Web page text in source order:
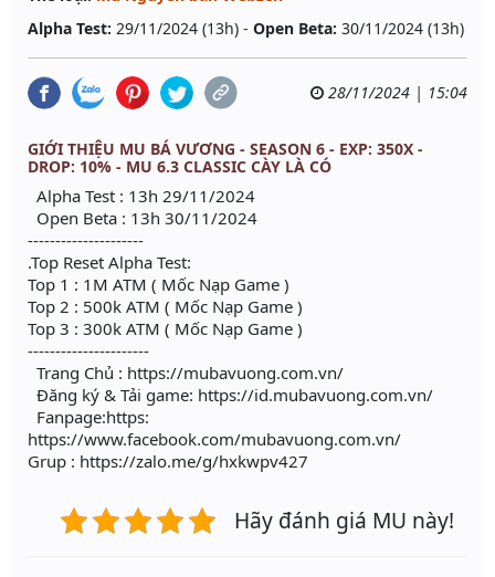
Alpha Test: 29/11/2024 (13h) - Open Beta: 30/11/2024 (13h)
28/11/2024 | 15:04
GIỚI THIỆU MU BÁ VƯƠNG - SEASON 6 - EXP: 350X -
DROP: 10% - MU 6.3 CLASSIC CÀY LÀ CÓ
Alpha Test : 13h 29/11/2024
Open Beta : 13h 30/11/2024
---------------------
.Top Reset Alpha Test:
Top 1 : 1M ATM ( Mốc Nạp Game )
Top 2 : 500k ATM ( Mốc Nạp Game )
Top 3 : 300k ATM ( Mốc Nạp Game )
----------------------
Trang Chủ : https://mubavuong.com.vn/
Đăng ký & Tải game: https://id.mubavuong.com.vn/
Fanpage:https:
https://www.facebook.com/mubavuong.com.vn/
Grup : https://zalo.me/g/hxkwpv427
Hãy đánh giá MU này!